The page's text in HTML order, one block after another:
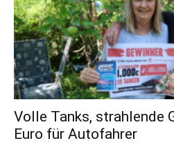
Volle Tanks, strahlende
Euro für Autofahrer